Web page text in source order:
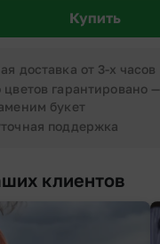
Купить
доставка от 3-х часов
цветов гарантировано —
букет
поддержка
клиентов